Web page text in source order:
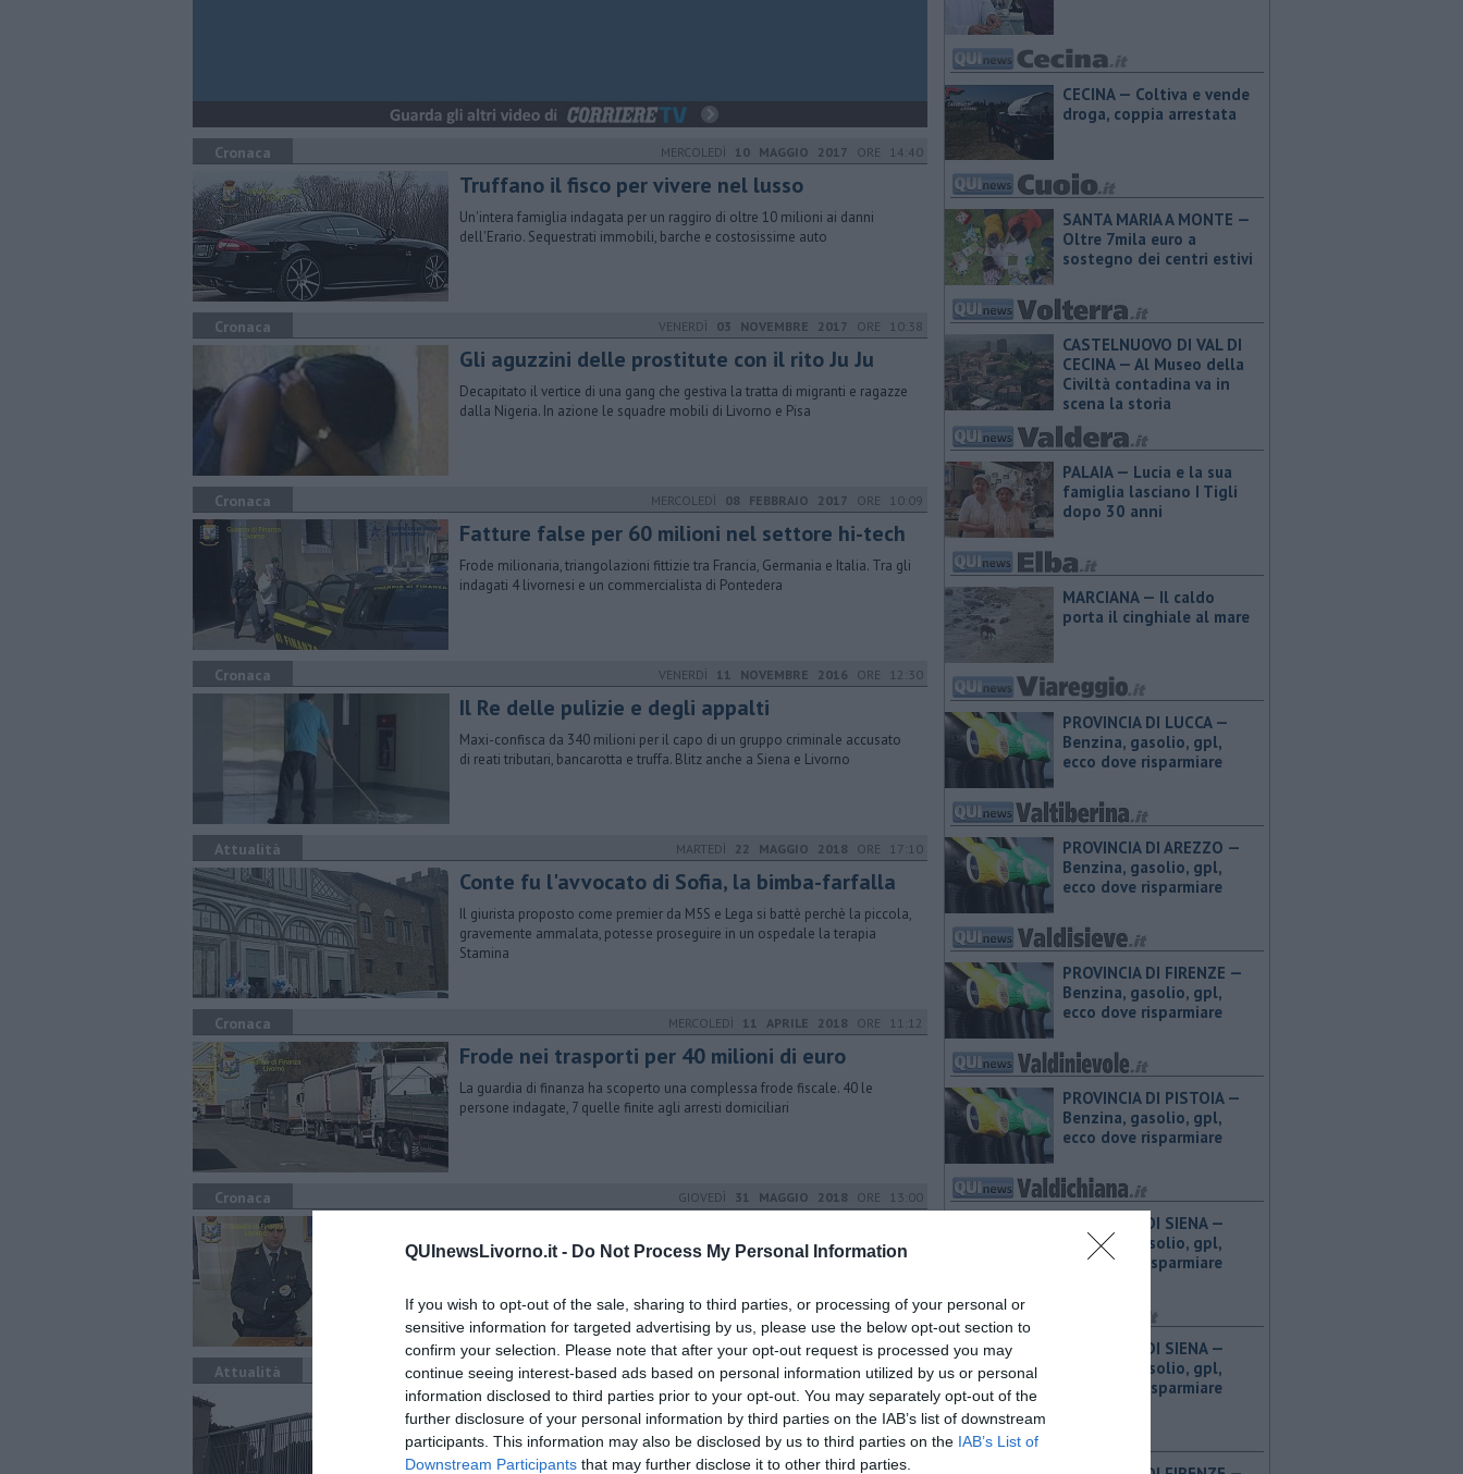
QUInewsLivorno.it - Do Not Process My Personal Information
If you wish to opt-out of the sale, sharing to third parties, or processing of your personal or
sensitive information for targeted advertising by us, please use the below opt-out section to
confirm your selection. Please note that after your opt-out request is processed you may
continue seeing interest-based ads based on personal information utilized by us or personal
information disclosed to third parties prior to your opt-out. You may separately opt-out of the
further disclosure of your personal information by third parties on the IAB’s list of downstream
participants. This information may also be disclosed by us to third parties on the IAB’s List of
Downstream Participants that may further disclose it to other third parties.
Cronaca MERCOLEDÌ 10 MAGGIO 2017 ORE 14:40
Truffano il fisco per vivere nel lusso
Un'intera famiglia indagata per un raggiro di oltre 10 milioni ai danni
dell'Erario. Sequestrati immobili, barche e costosissime auto
Cronaca VENERDÌ 03 NOVEMBRE 2017 ORE 10:38
Gli aguzzini delle prostitute con il rito Ju Ju
Decapitato il vertice di una gang che gestiva la tratta di migranti e ragazze
dalla Nigeria. In azione le squadre mobili di Livorno e Pisa
Cronaca MERCOLEDÌ 08 FEBBRAIO 2017 ORE 10:09
Fatture false per 60 milioni nel settore hi-tech
Frode milionaria, triangolazioni fittizie tra Francia, Germania e Italia. Tra gli
indagati 4 livornesi e un commercialista di Pontedera
Cronaca VENERDÌ 11 NOVEMBRE 2016 ORE 12:30
Il Re delle pulizie e degli appalti
Maxi-confisca da 340 milioni per il capo di un gruppo criminale accusato
di reati tributari, bancarotta e truffa. Blitz anche a Siena e Livorno
Attualità MARTEDÌ 22 MAGGIO 2018 ORE 17:10
Conte fu l'avvocato di Sofia, la bimba-farfalla
Il giurista proposto come premier da M5S e Lega si battè perchè la piccola,
gravemente ammalata, potesse proseguire in un ospedale la terapia
Stamina
Cronaca MERCOLEDÌ 11 APRILE 2018 ORE 11:12
Frode nei trasporti per 40 milioni di euro
La guardia di finanza ha scoperto una complessa frode fiscale. 40 le
persone indagate, 7 quelle finite agli arresti domiciliari
Cronaca GIOVEDÌ 31 MAGGIO 2018 ORE 13:00
Per questo sono finiti in manette il Viceprefetto dell'Isola d'Elba e altre
Attualità VENERDÌ15 GIUGNO 2018ORE 13:34
Nuove accuse per il viceprefetto Daveti
Notificata in carcere una nuova ordinanza di custodia cautelare, coinvolte
altre tre persone. Si parla di un ingentissimo contrabbando di sigarette
CECINA — Coltiva e vende
droga, coppia arrestata
SANTA MARIA A MONTE —
Oltre 7mila euro a
sostegno dei centri estivi
CASTELNUOVO DI VAL DI
CECINA — Al Museo della
Civiltà contadina va in
scena la storia
PALAIA — Lucia e la sua
famiglia lasciano I Tigli
dopo 30 anni
MARCIANA — Il caldo
porta il cinghiale al mare
PROVINCIA DI LUCCA — ​
Benzina, gasolio, gpl,
ecco dove risparmiare
PROVINCIA DI AREZZO — ​
Benzina, gasolio, gpl,
ecco dove risparmiare
PROVINCIA DI FIRENZE — ​
Benzina, gasolio, gpl,
ecco dove risparmiare
PROVINCIA DI PISTOIA — ​
Benzina, gasolio, gpl,
ecco dove risparmiare
PROVINCIA DI SIENA — ​
Benzina, gasolio, gpl,
ecco dove risparmiare
PROVINCIA DI SIENA — ​
Benzina, gasolio, gpl,
ecco dove risparmiare